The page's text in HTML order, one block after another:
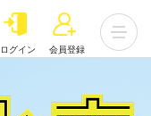
ログイン 会員登録